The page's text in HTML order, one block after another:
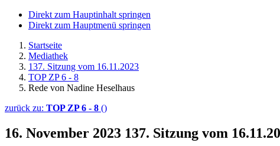
Direkt zum Hauptinhalt springen
Direkt zum Hauptmenü springen
Startseite
Mediathek
137. Sitzung vom 16.11.2023
TOP ZP 6 - 8
Rede von Nadine Heselhaus
zurück zu: TOP ZP 6 - 8 ()
16. November 2023 137. Sitzung vom